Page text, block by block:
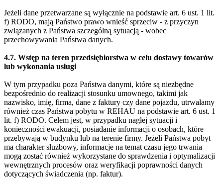
Jeżeli dane przetwarzane są wyłącznie na podstawie art. 6 ust. 1 lit.
f) RODO, mają Państwo prawo wnieść sprzeciw - z przyczyn
związanych z Państwa szczególną sytuacją - wobec
przechowywania Państwa danych.
4.7. Wstęp na teren przedsiębiorstwa w celu dostawy towarów
lub wykonania usługi
W tym przypadku poza Państwa danymi, które są niezbędne
bezpośrednio do realizacji stosunku umownego, takimi jak
nazwisko, imię, firma, dane z faktury czy dane pojazdu, utrwalamy
również czas Państwa pobytu w REHAU na podstawie art. 6 ust. 1
lit. f) RODO. Celem jest, w przypadku nagłej sytuacji i
konieczności ewakuacji, posiadanie informacji o osobach, które
przebywają w budynku lub na terenie firmy. Jeżeli Państwa pobyt
ma charakter służbowy, informacje na temat czasu jego trwania
mogą zostać również wykorzystane do sprawdzenia i optymalizacji
wewnętrznych procesów oraz weryfikacji poprawności danych
dotyczących świadczenia (np. faktur).